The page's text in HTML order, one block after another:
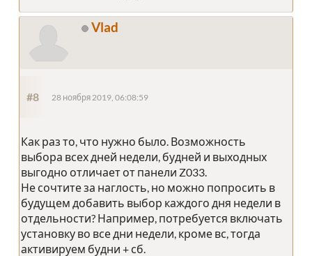
Vlad
#8 28 ноября 2019, 06:08:59
Как раз то, что нужно было. Возможность
выбора всех дней недели, будней и выходных
выгодно отличает от панели Z033.
Не сочтите за наглость, но можно попросить в
будущем добавить выбор каждого дня недели в
отдельности? Например, потребуется включать
установку во все дни недели, кроме вс, тогда
активируем будни + сб.